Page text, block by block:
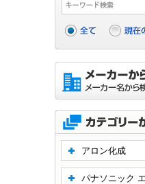
アロン化成
パナソニック